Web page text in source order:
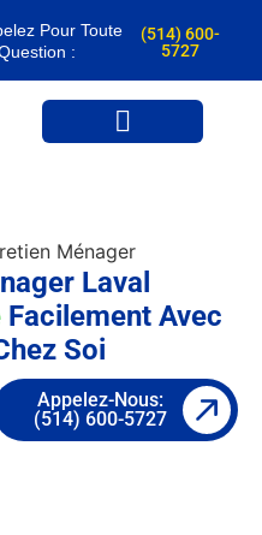
(514) 600-
5727
Pour Toute
:
Laval
Facilement Avec
Soi
Appelez-Nous:
(514) 600-5727